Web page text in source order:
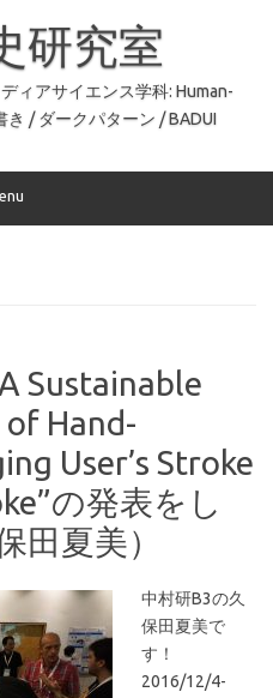
研究室
ィアサイエンス学科: Human-
/ ダークパターン / BADUI
Sustainable
Hand-
User’s Stroke
の発表をし
田夏美）
中村研B3の久
保田夏美で
す！
2016/12/4-